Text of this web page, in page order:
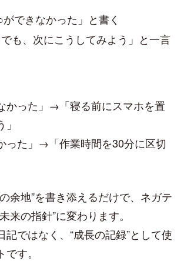
ができなかった」と書く
も、次にこうしてみよう」と一言
かった」→「寝る前にスマホを置
った」→「作業時間を30分に区切
余地”を書き添えるだけで、ネガテ
来の指針”に変わります。
記ではなく、“成長の記録”として使
す。